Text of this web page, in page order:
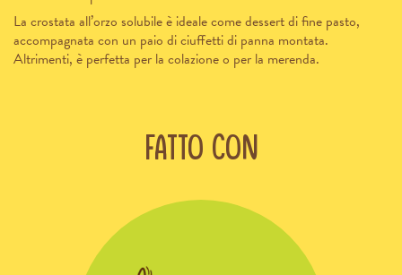
La crostata all’orzo solubile è ideale come dessert di fine pasto,
accompagnata con un paio di ciuffetti di panna montata.
Altrimenti, è perfetta per la colazione o per la merenda.
Fatto con